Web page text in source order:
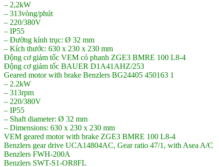
– 2,2kW
– 313vòng/phút
– 220/380V
– IP55
– Đường kính trục: Ø 32 mm
– Kích thước: 630 x 230 x 230 mm
Động cơ giảm tốc VEM có phanh ZGE3 BMRE 100 L8-4
Động cơ giảm tốc BAUER D1A41AHZ/253
Geared motor with brake Benzlers BG24405 450163 1
– 2.2kW
– 313rpm
– 220/380V
– IP55
– Shaft diameter: Ø 32 mm
– Dimensions: 630 x 230 x 230 mm
VEM geared motor with brake ZGE3 BMRE 100 L8-4
Benzlers gear drive UCA14804AC, Gear ratio 47/1, with Asea A/C
Benzlers FWH-200A
Benzlers SWT-S1-OR8FL